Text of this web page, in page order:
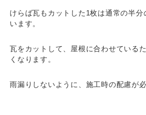
けらば瓦もカットした1枚は通常の半分
います。
瓦をカットして、屋根に合わせている
くなります。
雨漏りしないように、施工時の配慮が必